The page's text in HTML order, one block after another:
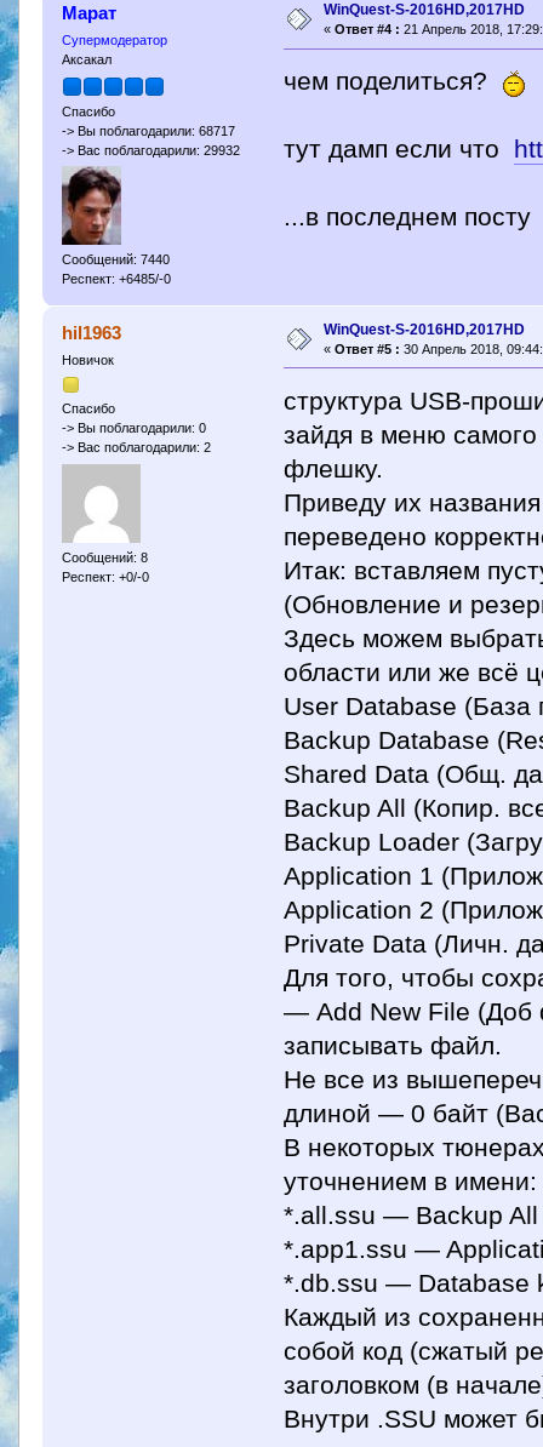
Марат
Супермодератор
Аксакал
Спасибо
-> Вы поблагодарили: 68717
-> Вас поблагодарили: 29932
Сообщений: 7440
Респект: +6485/-0
WinQuest-S-2016HD,2017HD
« Ответ #4 : 21 Апрель 2018,
чем поделиться?
тут дамп если что
...в последнем посту
hil1963
Новичок
Спасибо
-> Вы поблагодарили: 0
-> Вас поблагодарили: 2
Сообщений: 8
Респект: +0/-0
WinQuest-S-2016HD,2017HD
« Ответ #5 : 30 Апрель 2018,
структура USB-
зайдя в меню
флешку.
Приведу их
переведено
Итак: вставляем
(Обновление и
Здесь можем
области или же всё
User Database (База
Backup Database
Shared Data (Общ.
Backup All (Копир.
Backup Loader
Application 1
Application 2
Private Data (Личн.
Для того, чтобы
— Add New File (Доб
записывать файл.
Не все из
длиной — 0 байт
В некоторых
уточнением в имени:
*.all.ssu — Backup All
*.app1.ssu —
*.db.ssu — Database
Каждый из
собой код (сжатый
заголовком (в
Внутри .SSU может